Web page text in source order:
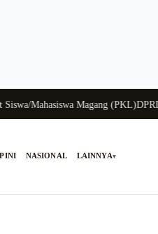
Mahasiswa Magang (PKL)DPRD
NASIONAL LAINNYA▾